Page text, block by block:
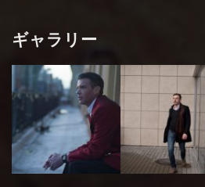
ギャラリー